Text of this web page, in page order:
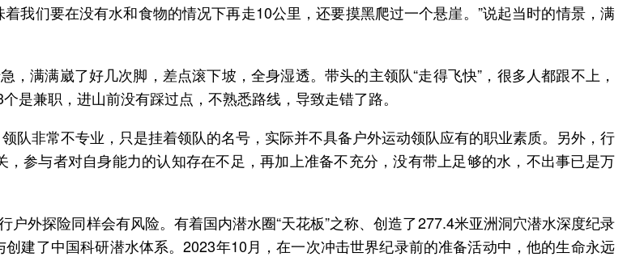
我们要在没有水和食物的情况下再走10公里，还要摸黑爬过一个悬崖。”说起当时的情景，满
满满崴了好几次脚，差点滚下坡，全身湿透。带头的主领队“走得飞快”，很多人都跟不上，
是兼职，进山前没有踩过点，不熟悉路线，导致走错了路。
队非常不专业，只是挂着领队的名号，实际并不具备户外运动领队应有的职业素质。另外，行
参与者对自身能力的认知存在不足，再加上准备不充分，没有带上足够的水，不出事已是万
外探险同样会有风险。有着国内潜水圈“天花板”之称、创造了277.4米亚洲洞穴潜水深度纪录
建了中国科研潜水体系。2023年10月，在一次冲击世界纪录前的准备活动中，他的生命永远